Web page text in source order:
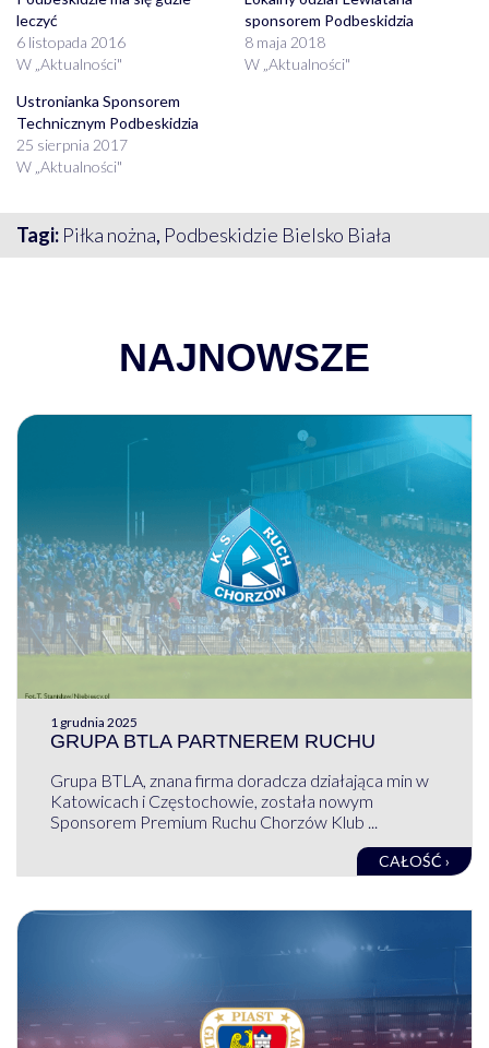
leczyć
6 listopada 2016
W „Aktualności"
sponsorem Podbeskidzia
8 maja 2018
W „Aktualności"
Ustronianka Sponsorem
Technicznym Podbeskidzia
25 sierpnia 2017
W „Aktualności"
Tagi: Piłka nożna, Podbeskidzie Bielsko Biała
NAJNOWSZE
1 grudnia 2025
GRUPA BTLA PARTNEREM RUCHU
Grupa BTLA, znana firma doradcza działająca min w
Katowicach i Częstochowie, została nowym
Sponsorem Premium Ruchu Chorzów Klub ...
CAŁOŚĆ ›